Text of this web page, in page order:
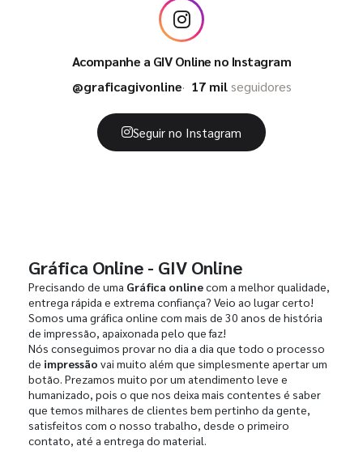
Acompanhe a GIV Online no Instagram
@graficagivonline
17 milseguidores
Seguir no Instagram
Gráfica Online - GIV Online
Precisando de uma Gráfica onlinecom a melhor qualidade,
entrega rápida e extrema confiança? Veio ao lugar certo!
Somos uma gráfica online com mais de 30 anos de história
de impressão, apaixonada pelo que faz!
Nós conseguimos provar no dia a dia que todo o processo
de impressão vai muito além que simplesmente apertar um
botão. Prezamos muito por um atendimento leve e
humanizado, pois o que nos deixa mais contentes é saber
que temos milhares de clientes bem pertinho da gente,
satisfeitos com o nosso trabalho, desde o primeiro
contato, até a entrega do material.